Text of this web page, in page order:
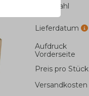
Stückzahl
Lieferdatum
Aufdruck
Vorderseite
Preis pro Stück
Versandkosten